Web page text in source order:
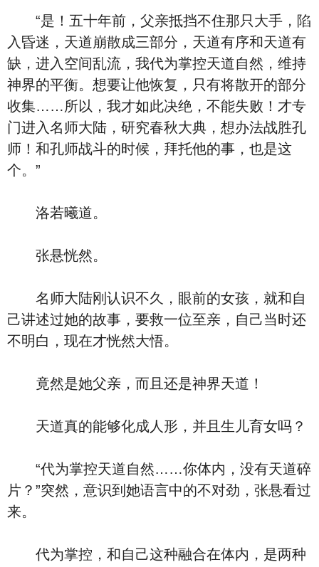
“是！五十年前，父亲抵挡不住那只大手，陷
入昏迷，天道崩散成三部分，天道有序和天道有
缺，进入空间乱流，我代为掌控天道自然，维持
神界的平衡。想要让他恢复，只有将散开的部分
收集……所以，我才如此决绝，不能失败！才专
门进入名师大陆，研究春秋大典，想办法战胜孔
师！和孔师战斗的时候，拜托他的事，也是这
个。”
洛若曦道。
张悬恍然。
名师大陆刚认识不久，眼前的女孩，就和自
己讲述过她的故事，要救一位至亲，自己当时还
不明白，现在才恍然大悟。
竟然是她父亲，而且还是神界天道！
天道真的能够化成人形，并且生儿育女吗？
“代为掌控天道自然……你体内，没有天道碎
片？”突然，意识到她语言中的不对劲，张悬看过
来。
代为掌控，和自己这种融合在体内，是两种